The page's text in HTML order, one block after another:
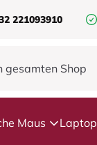
221093910
Maus